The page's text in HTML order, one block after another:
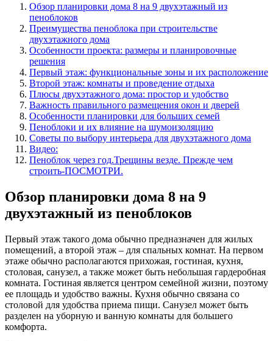
Обзор планировки дома 8 на 9 двухэтажный из
пеноблоков
Преимущества пеноблока при строительстве
двухэтажного дома
Особенности проекта: размеры и планировочные
решения
Первый этаж: функциональные зоны и их расположение
Второй этаж: комнаты и проведение отдыха
Плюсы двухэтажного дома: простор и удобство
Важность правильного размещения окон и дверей
Особенности планировки для больших семей
Пеноблоки и их влияние на шумоизоляцию
Советы по выбору интерьера для двухэтажного дома
Видео:
Пеноблок через год.Трещины везде. Прежде чем
строить-ПОСМОТРИ.
Обзор планировки дома 8 на 9
двухэтажный из пеноблоков
Первый этаж такого дома обычно предназначен для жилых
помещений, а второй этаж – для спальных комнат. На первом
этаже обычно располагаются прихожая, гостиная, кухня,
столовая, санузел, а также может быть небольшая гардеробная
комната. Гостиная является центром семейной жизни, поэтому
ее площадь и удобство важны. Кухня обычно связана со
столовой для удобства приема пищи. Санузел может быть
разделен на уборную и ванную комнаты для большего
комфорта.